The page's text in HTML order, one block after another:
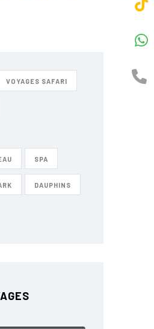
VOYAGES SAFARI
SPA
DAUPHINS